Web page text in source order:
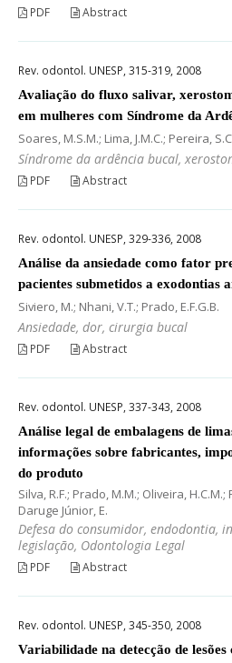
PDF Abstract
Rev. odontol. UNESP, 315-319, 2008
Avaliação do fluxo salivar,
em mulheres com Síndrome da
Soares, M.S.M.; Lima, J.M.C.; Pereira,
Síndrome da ardência bucal,
PDF Abstract
Rev. odontol. UNESP, 329-336, 2008
Análise da ansiedade como fator
pacientes submetidos a exodontias
Siviero, M.; Nhani, V.T.; Prado, E.F.G.B.
Ansiedade, dor, cirurgia bucal
PDF Abstract
Rev. odontol. UNESP, 337-343, 2008
Análise legal de embalagens de
informações sobre fabricantes,
do produto
Silva, R.F.; Prado, M.M.; Oliveira,
Daruge Júnior, E.
Defesa do consumidor, endodontia,
legislação, Odontologia Legal
PDF Abstract
Rev. odontol. UNESP, 345-350, 2008
Variabilidade na detecção de lesões